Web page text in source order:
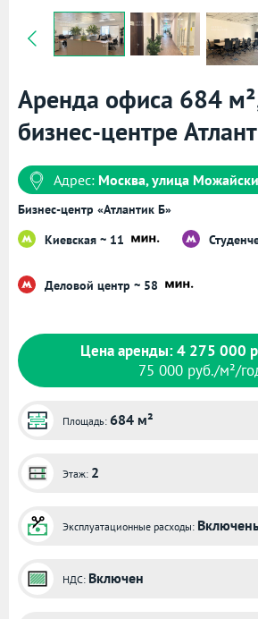
Аренда офиса 684
бизнес-центре
Адрес: Москва, улица
Бизнес-центр «Атлантик Б»
Киевская ~ 11
Деловой центр ~ 58
Цена аренды: 4 275 000
75 000 руб./м²/
Площадь: 684 м²
Этаж: 2
Эксплуатационные расходы:
НДС: Включен